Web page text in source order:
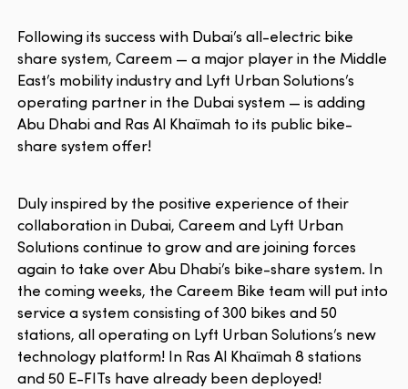
Following its success with Dubai’s all-electric bike
share system, Careem — a major player in the Middle
East’s mobility industry and Lyft Urban Solutions’s
operating partner in the Dubai system — is adding
Abu Dhabi and Ras Al Khaïmah to its public bike-
share system offer!
Duly inspired by the positive experience of their
collaboration in Dubai, Careem and Lyft Urban
Solutions continue to grow and are joining forces
again to take over Abu Dhabi’s bike-share system. In
the coming weeks, the Careem Bike team will put into
service a system consisting of 300 bikes and 50
stations, all operating on Lyft Urban Solutions’s new
technology platform! In Ras Al Khaïmah 8 stations
and 50 E-FITs have already been deployed!